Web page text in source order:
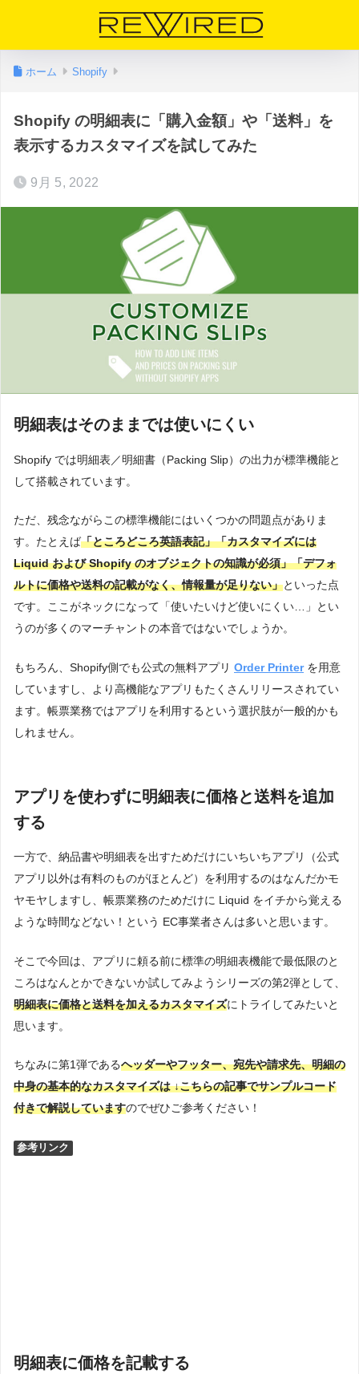
ホーム Shopify
Shopify の明細表に「購入金額」や「送料」を
表示するカスタマイズを試してみた
9月 5, 2022
明細表はそのままでは使いにくい
Shopify では明細表／明細書（Packing Slip）の出力が標準機能と
して搭載されています。
ただ、残念ながらこの標準機能にはいくつかの問題点がありま
す。たとえば「ところどころ英語表記」「カスタマイズには
Liquid および Shopify のオブジェクトの知識が必須」「デフォ
ルトに価格や送料の記載がなく、情報量が足りない」といった点
です。ここがネックになって「使いたいけど使いにくい…」とい
うのが多くのマーチャントの本音ではないでしょうか。
もちろん、Shopify側でも公式の無料アプリ Order Printerを用意
していますし、より高機能なアプリもたくさんリリースされてい
ます。帳票業務ではアプリを利用するという選択肢が一般的かも
しれません。
アプリを使わずに明細表に価格と送料を追加
する
一方で、納品書や明細表を出すためだけにいちいちアプリ（公式
アプリ以外は有料のものがほとんど）を利用するのはなんだかモ
ヤモヤしますし、帳票業務のためだけに Liquid をイチから覚える
ような時間などない！という EC事業者さんは多いと思います。
そこで今回は、アプリに頼る前に標準の明細表機能で最低限のと
ころはなんとかできないか試してみようシリーズの第2弾として、
明細表に価格と送料を加えるカスタマイズにトライしてみたいと
思います。
ちなみに第1弾であるヘッダーやフッター、宛先や請求先、明細の
中身の基本的なカスタマイズは ↓こちらの記事でサンプルコード
付きで解説していますのでぜひご参考ください！
参考リンク
明細表に価格を記載する